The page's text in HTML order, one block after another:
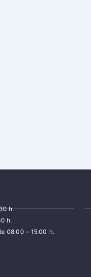
h.
h.
08:00 – 15:00 h.